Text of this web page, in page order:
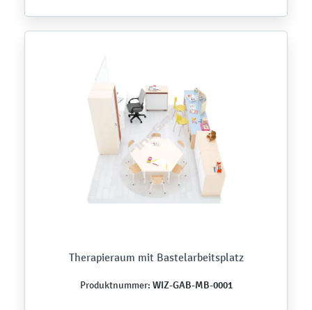
Therapieraum mit Bastelarbeitsplatz
Produktnummer: WIZ-GAB-MB-0001